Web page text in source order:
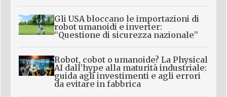
Gli USA bloccano le importazioni di
robot umanoidi e inverter:
“Questione di sicurezza nazionale”
Robot, cobot o umanoide? La Physical
AI dall’hype alla maturità industriale:
guida agli investimenti e agli errori
da evitare in fabbrica